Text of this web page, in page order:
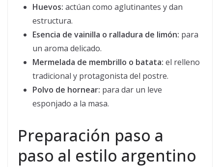
Huevos: actúan como aglutinantes y dan
estructura.
Esencia de vainilla o ralladura de limón: para
un aroma delicado.
Mermelada de membrillo o batata: el relleno
tradicional y protagonista del postre.
Polvo de hornear: para dar un leve
esponjado a la masa.
Preparación paso a
paso al estilo argentino